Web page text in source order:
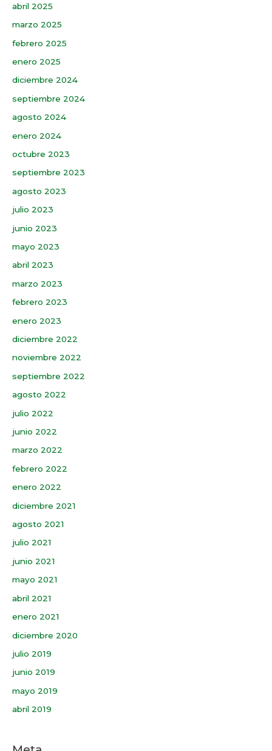
abril 2025
marzo 2025
febrero 2025
enero 2025
diciembre 2024
septiembre 2024
agosto 2024
enero 2024
octubre 2023
septiembre 2023
agosto 2023
julio 2023
junio 2023
mayo 2023
abril 2023
marzo 2023
febrero 2023
enero 2023
diciembre 2022
noviembre 2022
septiembre 2022
agosto 2022
julio 2022
junio 2022
marzo 2022
febrero 2022
enero 2022
diciembre 2021
agosto 2021
julio 2021
junio 2021
mayo 2021
abril 2021
enero 2021
diciembre 2020
julio 2019
junio 2019
mayo 2019
abril 2019